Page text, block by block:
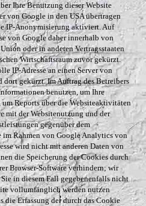
Ihre Benutzung dieser Website
von Google in den USA übertragen
IP-Anonymisierung aktiviert. Auf
von Google daher innerhalb von
oder in anderen Vertragsstaaten
Wirtschaftsraum zuvor gekürzt.
IP-Adresse an einen Server von
dort gekürzt. Im Auftrag des Betreibers
benutzen, um Ihre
Reports über die Websiteaktivitäten
mit der Websitenutzung und der
gegenüber dem
im Rahmen von Google Analytics von
wird nicht mit anderen Daten von
die Speicherung der Cookies durch
Browser-Software verhindern; wir
in diesem Fall gegebenenfalls nicht
vollumfänglich werden nutzen
die Erfassung der durch das Cookie